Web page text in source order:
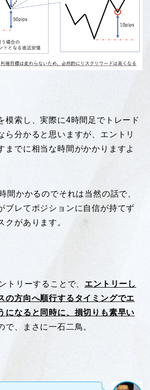
模索し、実際に4時間足でトレード
ら分かると思いますが、エントリ
までに相当な時間がかかりますよ
間かかるのでそれは当然の話で、
ブレてポジションに自信が持てず
クがあります。
トリーすることで、 エントリーし
の方向へ順行するタイミングでエ
になると同時に、損切りも素早い
で、まさに一石二鳥。